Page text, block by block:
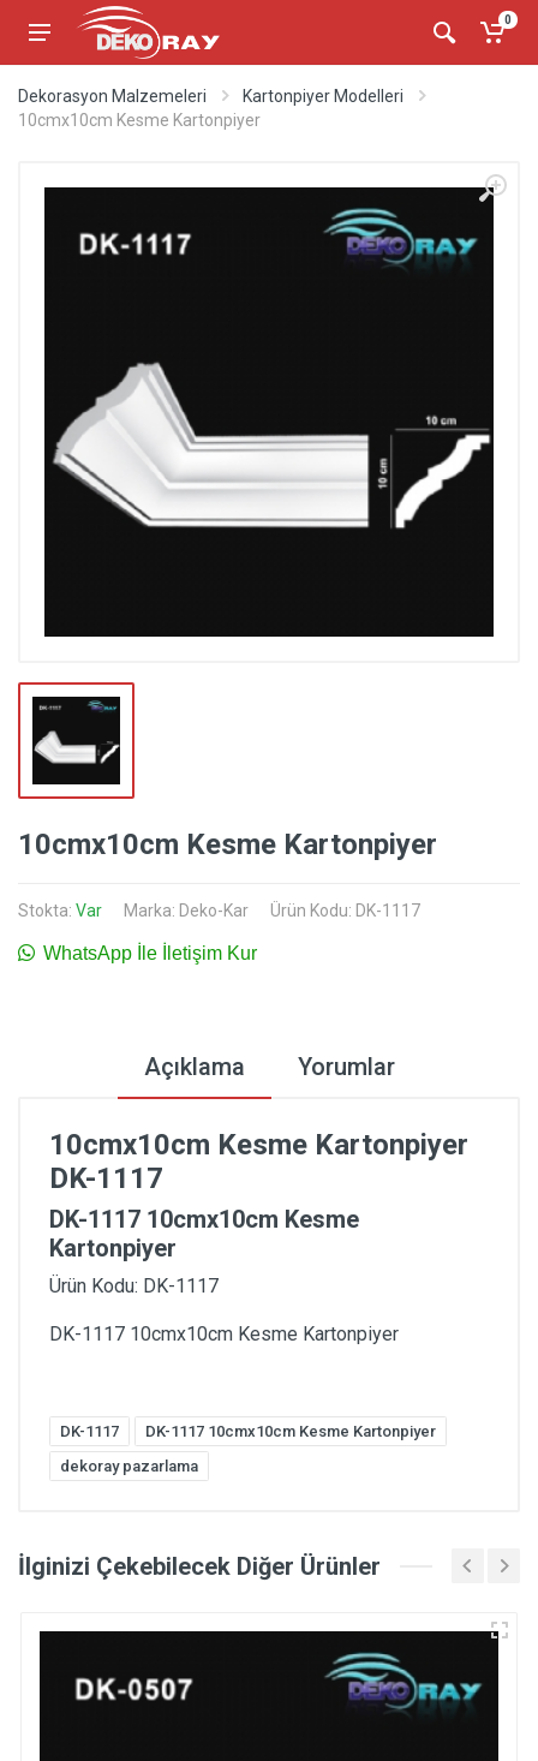
0
Dekorasyon Malzemeleri
Kartonpiyer Modelleri
10cmx10cm Kesme Kartonpiyer
10cmx10cm Kesme Kartonpiyer
Stokta: Var Marka: Deko-Kar Ürün Kodu: DK-1117
WhatsApp İle İletişim Kur
Açıklama Yorumlar
10cmx10cm Kesme Kartonpiyer
DK-1117
DK-1117 10cmx10cm Kesme
Kartonpiyer
Ürün Kodu: DK-1117
DK-1117 10cmx10cm Kesme Kartonpiyer
DK-1117
DK-1117 10cmx10cm Kesme Kartonpiyer
dekoray pazarlama
İlginizi Çekebilecek Diğer Ürünler